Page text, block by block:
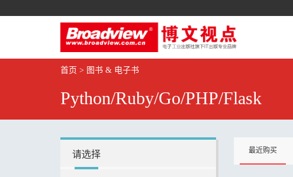
首页 > 图书 & 电子书
Python/Ruby/Go/PHP/Flask
请选择 最近购买